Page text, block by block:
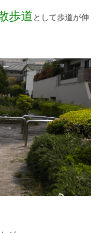
歩道 として歩道が伸